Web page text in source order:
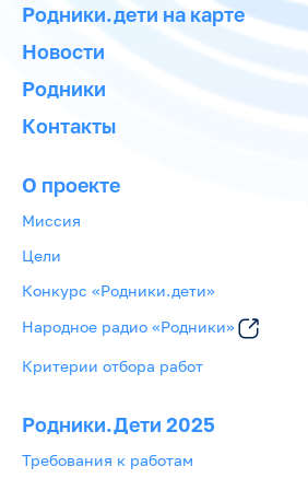
Родники.дети на карте
Новости
Родники
Контакты
О проекте
Миссия
Цели
Конкурс «Родники.дети»
Народное радио «Родники»
Критерии отбора работ
Родники.Дети 2025
Требования к работам